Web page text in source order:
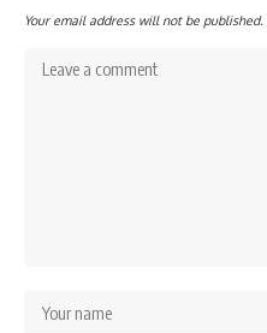
Your email address will not be published.